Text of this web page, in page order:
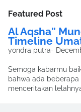
Featured Post
Al Aqsha”
Timeline
yondra putra-
Semoga kabarmu
bahwa ada
menceritakan